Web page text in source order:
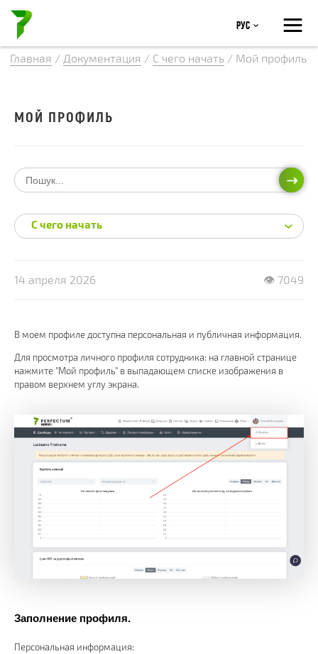
≡
Рус
Главная / Документация / С чего начать / Мой профиль
14 апреля 2026 👁 7049
В моем профиле доступна персональная и публичная информация.
Для просмотра личного профиля сотрудника: на главной странице
нажмите "Мой профиль" в выпадающем списке изображения в
правом верхнем углу экрана.
Заполнение профиля.
Персональная информация:
МОЙ ПРОФИЛЬ
С чего начать